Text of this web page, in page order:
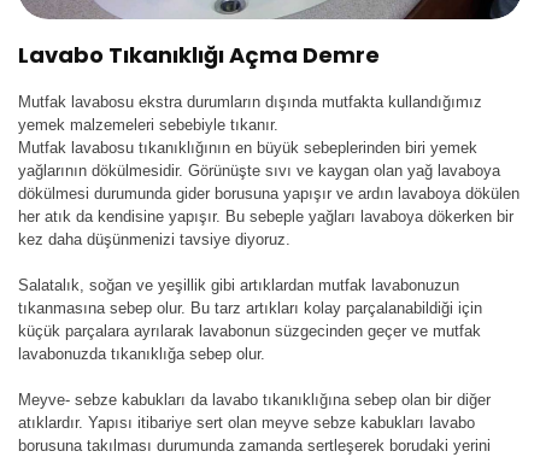
Lavabo Tıkanıklığı Açma Demre
Mutfak lavabosu ekstra durumların dışında mutfakta kullandığımız
yemek malzemeleri sebebiyle tıkanır.
Mutfak lavabosu tıkanıklığının en büyük sebeplerinden biri yemek
yağlarının dökülmesidir. Görünüşte sıvı ve kaygan olan yağ lavaboya
dökülmesi durumunda gider borusuna yapışır ve ardın lavaboya dökülen
her atık da kendisine yapışır. Bu sebeple yağları lavaboya dökerken bir
kez daha düşünmenizi tavsiye diyoruz.
Salatalık, soğan ve yeşillik gibi artıklardan mutfak lavabonuzun
tıkanmasına sebep olur. Bu tarz artıkları kolay parçalanabildiği için
küçük parçalara ayrılarak lavabonun süzgecinden geçer ve mutfak
lavabonuzda tıkanıklığa sebep olur.
Meyve- sebze kabukları da lavabo tıkanıklığına sebep olan bir diğer
atıklardır. Yapısı itibariye sert olan meyve sebze kabukları lavabo
borusuna takılması durumunda zamanda sertleşerek borudaki yerini